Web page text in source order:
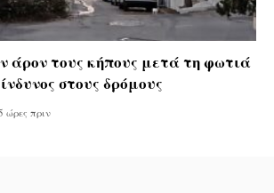
άρον τους κήπους μετά τη φωτιά
στους δρόμους
ώρες πριν